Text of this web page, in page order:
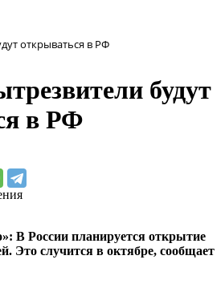
открываться в РФ
будут
в РФ
В России планируется открытие
Это случится в октябре, сообщает